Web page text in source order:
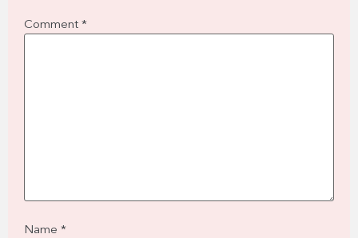
Comment *
Name *